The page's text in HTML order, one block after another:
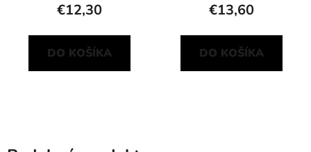
€12,30
DO KOŠÍKA
€13,60
DO KOŠÍKA